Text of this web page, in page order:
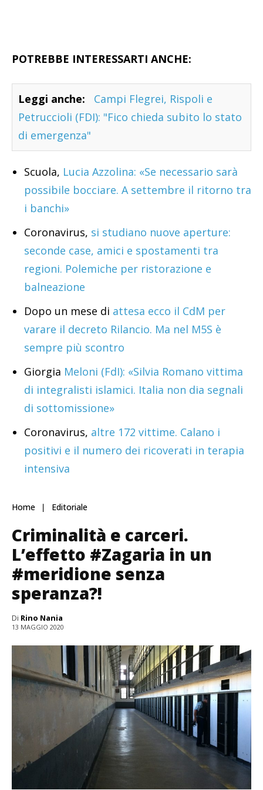
POTREBBE INTERESSARTI ANCHE:
Leggi anche:
Campi Flegrei, Rispoli e
Petruccioli (FDI): "Fico chieda subito lo stato
di emergenza"
Scuola, Lucia Azzolina: «Se necessario sarà
possibile bocciare. A settembre il ritorno tra
i banchi»
Coronavirus, si studiano nuove aperture:
seconde case, amici e spostamenti tra
regioni. Polemiche per ristorazione e
balneazione
Dopo un mese di attesa ecco il CdM per
varare il decreto Rilancio. Ma nel M5S è
sempre più scontro
Giorgia Meloni (FdI): «Silvia Romano vittima
di integralisti islamici. Italia non dia segnali
di sottomissione»
Coronavirus, altre 172 vittime. Calano i
positivi e il numero dei ricoverati in terapia
intensiva
Home Editoriale
Criminalità e carceri.
L’effetto #Zagaria in un
#meridione senza
speranza?!
Di Rino Nania
13 MAGGIO 2020